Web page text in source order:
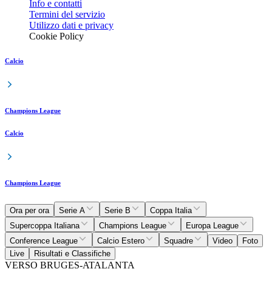
Info e contatti
Termini del servizio
Utilizzo dati e privacy
Cookie Policy
Calcio
Champions League
Calcio
Champions League
Ora per ora Serie A Serie B
Coppa Italia
Supercoppa Italiana
Champions League
Europa League
Conference League
Calcio Estero Squadre Video
Foto
Live
Risultati e Classifiche
VERSO BRUGES-ATALANTA